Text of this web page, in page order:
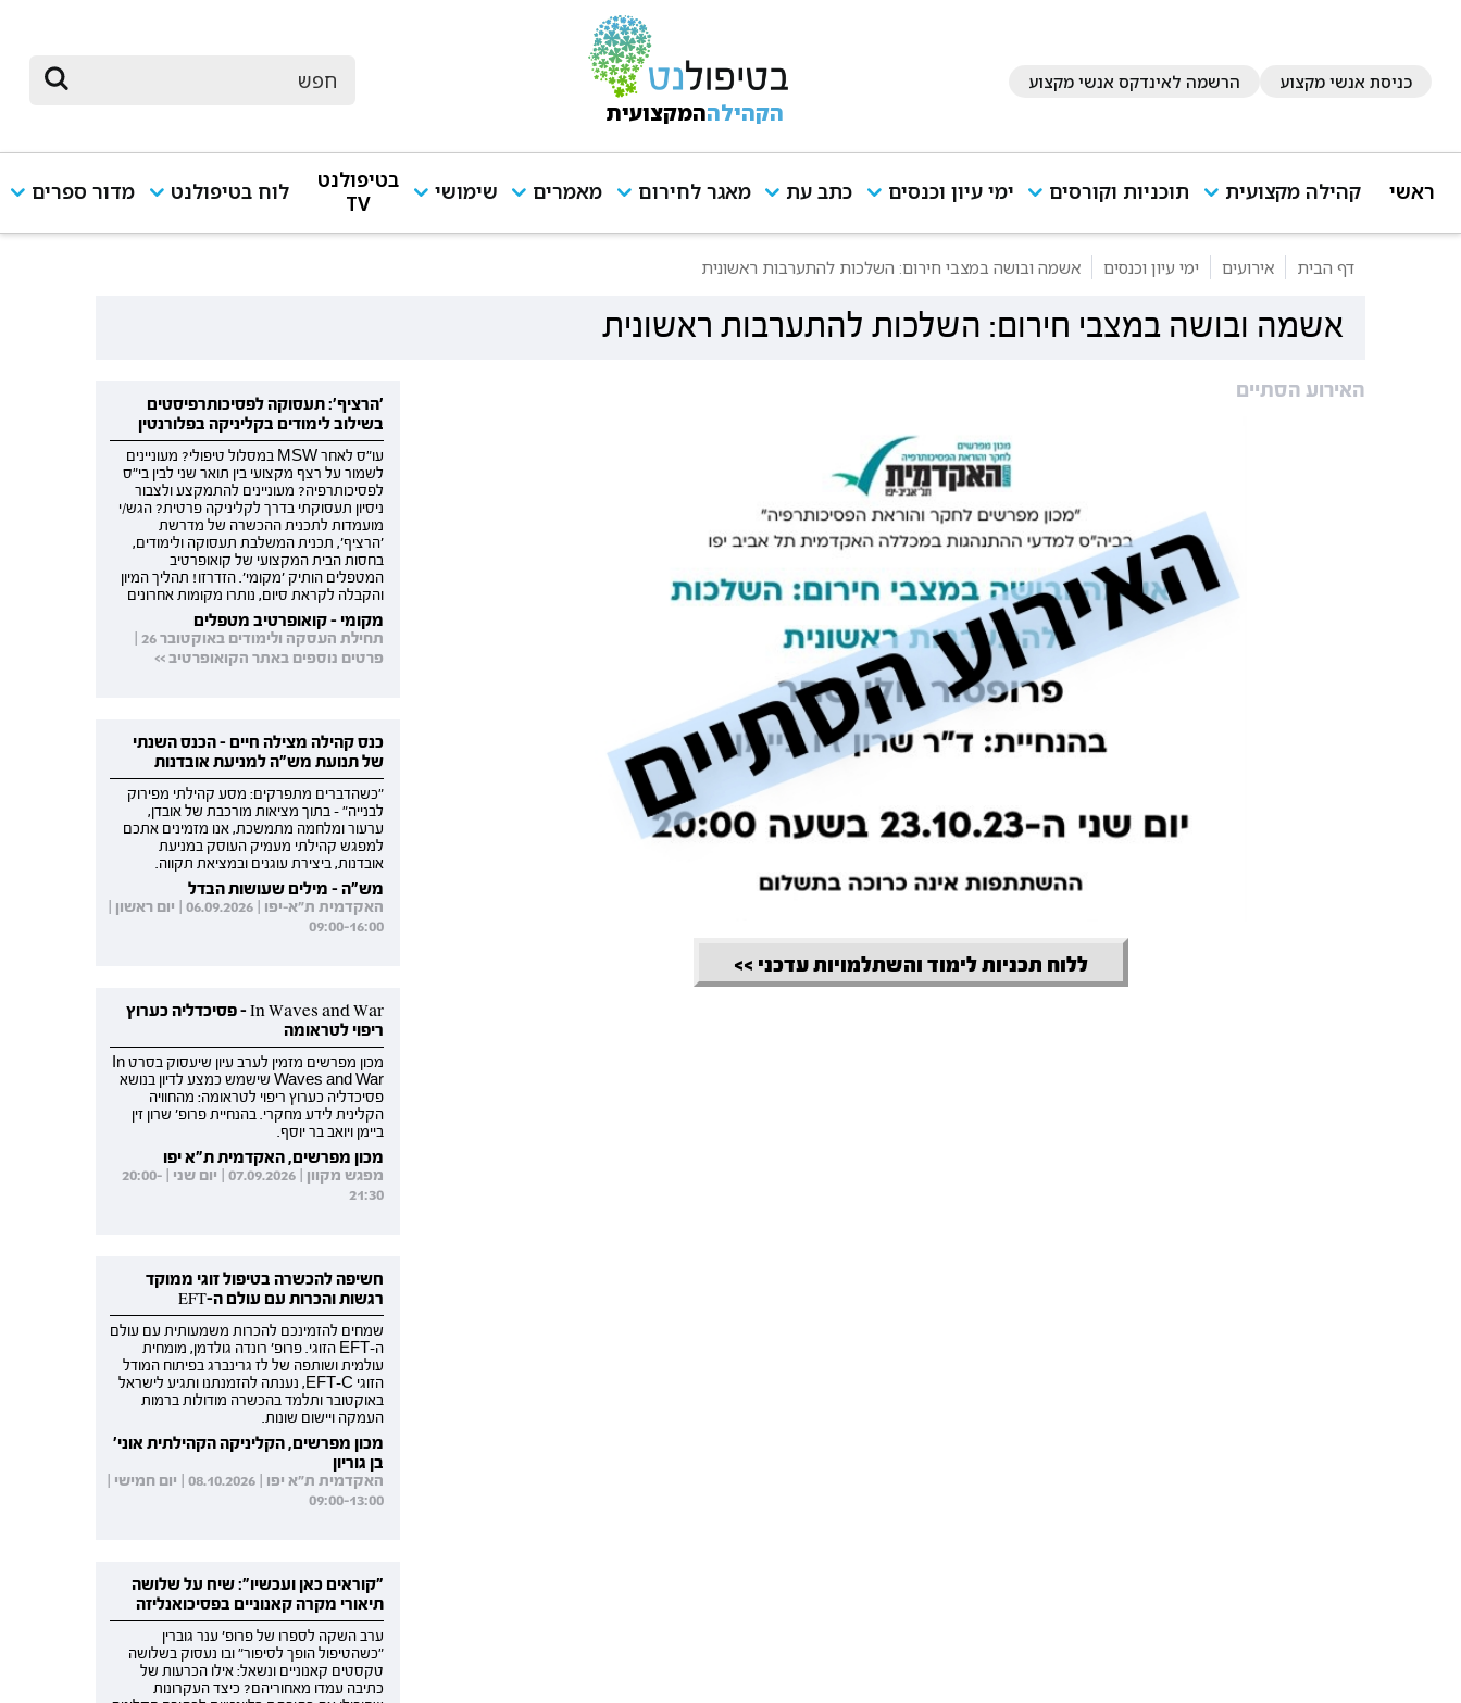
כניסת אנשי מקצוע הרשמה לאינדקס אנשי מקצוע
הקהילההמקצועית
ראשי קהילה מקצועית תוכניות וקורסים ימי עיון וכנסים כתב עת מאגר לחירום מאמרים שימושי
בטיפולנט
TV
לוח בטיפולנט מדור ספרים
דף הבית אירועים ימי עיון וכנסים אשמה ובושה במצבי חירום: השלכות להתערבות ראשונית
אשמה ובושה במצבי חירום: השלכות להתערבות ראשונית
האירוע הסתיים
ללוח תכניות לימוד והשתלמויות עדכני >>
'הרציף': תעסוקה לפסיכותרפיסטים
בשילוב לימודים בקליניקה בפלורנטין
עו"ס לאחר MSW במסלול טיפולי? מעוניינים
לשמור על רצף מקצועי בין תואר שני לבין בי"ס
לפסיכותרפיה? מעוניינים להתמקצע ולצבור
ניסיון תעסוקתי בדרך לקליניקה פרטית? הגש/י
מועמדות לתכנית ההכשרה של מדרשת
'הרציף', תכנית המשלבת תעסוקה ולימודים,
בחסות הבית המקצועי של קואופרטיב
המטפלים הותיק 'מקומי'. הזדרזו! תהליך המיון
והקבלה לקראת סיום, נותרו מקומות אחרונים
מקומי - קואופרטיב מטפלים
תחילת העסקה ולימודים באוקטובר 26 |
פרטים נוספים באתר הקואופרטיב >>
כנס קהילה מצילה חיים - הכנס השנתי
של תנועת מש"ה למניעת אובדנות
"כשהדברים מתפרקים: מסע קהילתי מפירוק
לבנייה" - בתוך מציאות מורכבת של אובדן,
ערעור ומלחמה מתמשכת, אנו מזמינים אתכם
למפגש קהילתי מעמיק העוסק במניעת
אובדנות, ביצירת עוגנים ובמציאת תקווה.
מש"ה - מילים שעושות הבדל
האקדמית ת"א-יפו | 06.09.2026 | יום ראשון |
09:00-16:00
In Waves and War - פסיכדליה כערוץ
ריפוי לטראומה
מכון מפרשים מזמין לערב עיון שיעסוק בסרט In
Waves and War שישמש כמצע לדיון בנושא
פסיכדליה כערוץ ריפוי לטראומה: מהחוויה
הקלינית לידע מחקרי. בהנחיית פרופ' שרון זין
ביימן ויואב בר יוסף.
מכון מפרשים, האקדמית ת"א יפו
מפגש מקוון | 07.09.2026 | יום שני | 20:00-
21:30
חשיפה להכשרה בטיפול זוגי ממוקד
רגשות והכרות עם עולם ה-EFT
שמחים להזמינכם להכרות משמעותית עם עולם
ה-EFT הזוגי. פרופ' רונדה גולדמן, מומחית
עולמית ושותפה של לז גרינברג בפיתוח המודל
הזוגי EFT-C, נענתה להזמנתנו ותגיע לישראל
באוקטובר ותלמד בהכשרה מודולות ברמות
העמקה ויישום שונות.
מכון מפרשים, הקליניקה הקהילתית אוני'
בן גוריון
האקדמית ת"א יפו | 08.10.2026 | יום חמישי |
09:00-13:00
"קוראים כאן ועכשיו": שיח על שלושה
תיאורי מקרה קאנוניים בפסיכואנליזה
ערב השקה לספרו של פרופ' ענר גוברין
"כשהטיפול הופך לסיפור" ובו נעסוק בשלושה
טקסטים קאנוניים ונשאל: אילו הכרעות של
כתיבה עמדו מאחוריהם? כיצד העקרונות